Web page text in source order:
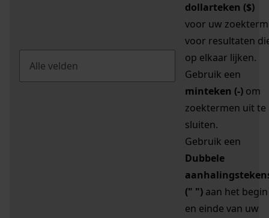
dollarteken ($)
voor uw zoekterm
voor resultaten
op elkaar lijken.
Gebruik een
minteken (-) om
zoektermen uit te
sluiten.
Gebruik een
Dubbele
(" ") aan het begin
en einde van uw